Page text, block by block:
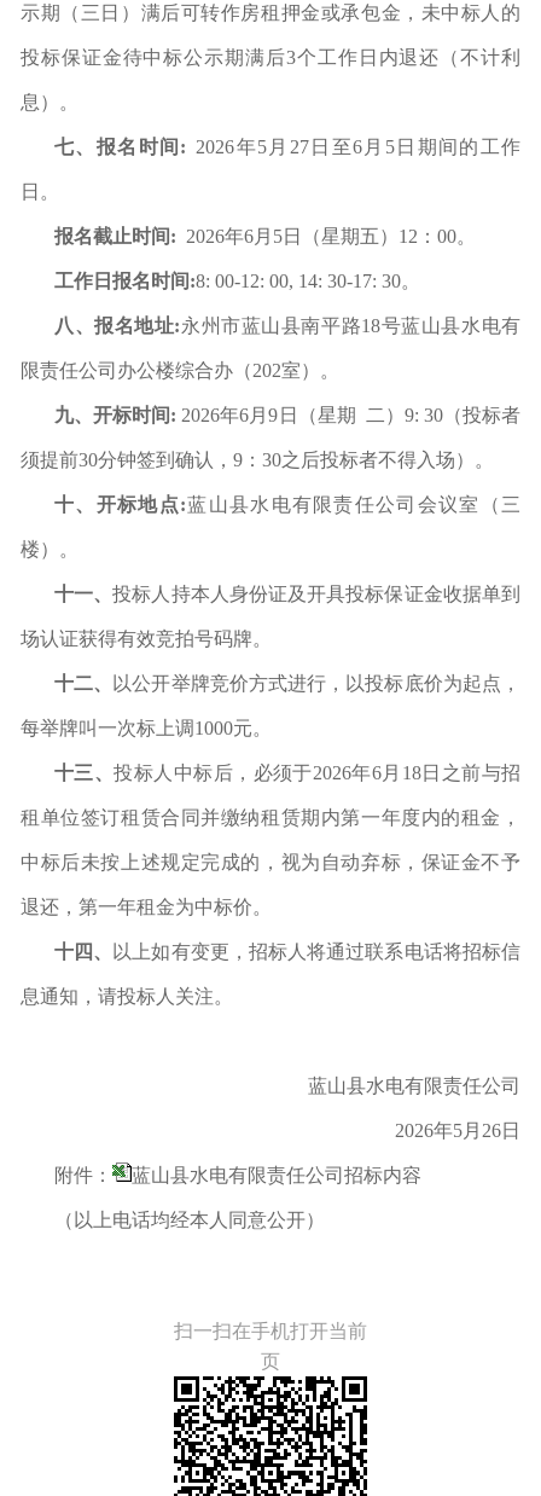
示期（三日）满后可转作房租押金或承包金 ，未中标人的
投标保证金待中标公示期满后3个工作日内退还（不计利
息）。
七、报名时间 : 2026年5 月 27日至6月 5日期间的工作
日。
报名截止时间: 2026年6月 5日（星期五） 12 ： 00。
工作日报名时间:8: 00-12: 00, 14: 30-17: 30。
八、报名地址:永州市蓝山县南平路18号蓝山县水电有
限责任公司 办公楼综合办（202室） 。
九、开标时间: 2026年6月9 日 （星期 二 ） 9: 30（投标者
须提前30分钟签到确认， 9 ： 30之后投标者不得入场）。
十、开标地点:蓝山县水电有限责任公司会议室（ 三
楼）。
十一、投标人持本人身份证及开具投标保证金收据单到
场认证获得有效竞拍号码牌。
十二、 以公开举牌竞价方式进行，以投标底价为起点，
每举牌叫一次标上调1000元。
十三、投标人中标后，必须于2026年6月 18日 之前与招
租单位签订租赁合同并缴纳租赁期内第一年度内的租金，
中标后未按上述规定完成的，视为自动弃标，保证金不予
退还，第一年租金为中标价。
十四、 以上如有变更，招标人将通过联系电话将招标信
息通知，请投标人关注。
蓝山县水电有限责任公司
2026年5月 26日
附件： 蓝山县水电有限责任公司招标内容
（以上电话均经本人同意公开）
扫一扫在手机打开当前
页